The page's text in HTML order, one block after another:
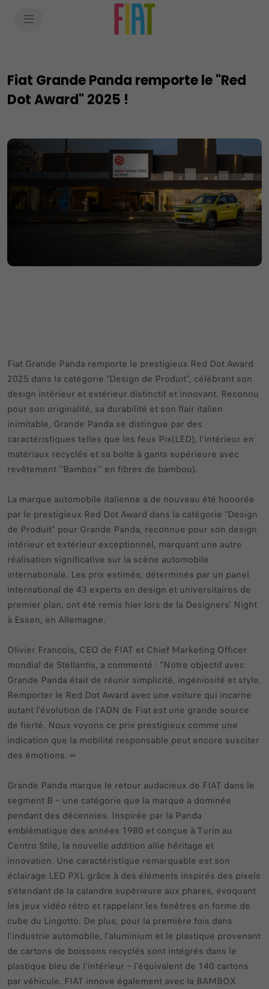
Fiat Grande Panda remporte le "Red
Dot Award" 2025 !
Fiat Grande Panda remporte le prestigieux Red Dot Award
2025 dans la catégorie "Design de Produit", célébrant son
design intérieur et extérieur distinctif et innovant. Reconnu
pour son originalité, sa durabilité et son flair italien
inimitable, Grande Panda se distingue par des
caractéristiques telles que les feux Pix(LED), l’intérieur en
matériaux recyclés et sa boîte à gants supérieure avec
revêtement ''Bambox‘’ en fibres de bambou).
La marque automobile italienne a de nouveau été honorée
par le prestigieux Red Dot Award dans la catégorie "Design
de Produit" pour Grande Panda, reconnue pour son design
intérieur et extérieur exceptionnel, marquant une autre
réalisation significative sur la scène automobile
internationale. Les prix estimés, déterminés par un panel
international de 43 experts en design et universitaires de
premier plan, ont été remis hier lors de la Designers' Night
à Essen, en Allemagne.
Olivier Francois, CEO de FIAT et Chief Marketing Officer
mondial de Stellantis, a commenté : “Notre objectif avec
Grande Panda était de réunir simplicité, ingéniosité et style.
Remporter le Red Dot Award avec une voiture qui incarne
autant l'évolution de l'ADN de Fiat est une grande source
de fierté. Nous voyons ce prix prestigieux comme une
indication que la mobilité responsable peut encore susciter
des émotions. »
Grande Panda marque le retour audacieux de FIAT dans le
segment B – une catégorie que la marque a dominée
pendant des décennies. Inspirée par la Panda
emblématique des années 1980 et conçue à Turin au
Centro Stile, la nouvelle addition allie héritage et
innovation. Une caractéristique remarquable est son
éclairage LED PXL grâce à des éléments inspirés des pixels
s'étendant de la calandre supérieure aux phares, évoquant
les jeux vidéo rétro et rappelant les fenêtres en forme de
cube du Lingotto. De plus, pour la première fois dans
l'industrie automobile, l'aluminium et le plastique provenant
de cartons de boissons recyclés sont intégrés dans le
plastique bleu de l'intérieur – l'équivalent de 140 cartons
par véhicule. FIAT innove également avec la BAMBOX